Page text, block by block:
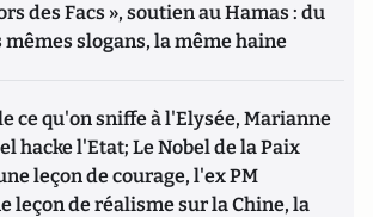
des Facs », soutien au Hamas : du
mêmes slogans, la même haine
ce qu'on sniffe à l'Elysée, Marianne
hacke l'Etat; Le Nobel de la Paix
leçon de courage, l'ex PM
leçon de réalisme sur la Chine, la